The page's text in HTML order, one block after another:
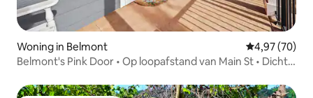
Woning in Belmont Gemiddelde
4,97 (70)
Belmont's Pink Door • Op loopafstand van Main St • Dicht